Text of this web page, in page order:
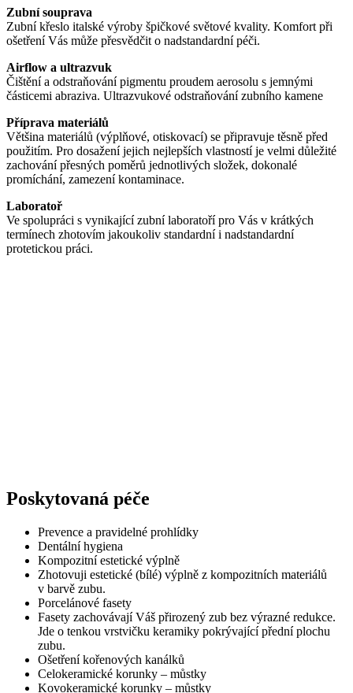
Zubní souprava
Zubní křeslo italské výroby špičkové světové kvality. Komfort při
ošetření Vás může přesvědčit o nadstandardní péči.
Airflow a ultrazvuk
Čištění a odstraňování pigmentu proudem aerosolu s jemnými
částicemi abraziva. Ultrazvukové odstraňování zubního kamene
Příprava materiálů
Většina materiálů (výplňové, otiskovací) se připravuje těsně před
použitím. Pro dosažení jejich nejlepších vlastností je velmi důležité
zachování přesných poměrů jednotlivých složek, dokonalé
promíchání, zamezení kontaminace.
Laboratoř
Ve spolupráci s vynikající zubní laboratoří pro Vás v krátkých
termínech zhotovím jakoukoliv standardní i nadstandardní
protetickou práci.
Poskytovaná péče
Prevence a pravidelné prohlídky
Dentální hygiena
Kompozitní estetické výplně
Zhotovuji estetické (bílé) výplně z kompozitních materiálů
v barvě zubu.
Porcelánové fasety
Fasety zachovávají Váš přirozený zub bez výrazné redukce.
Jde o tenkou vrstvičku keramiky pokrývající přední plochu
zubu.
Ošetření kořenových kanálků
Celokeramické korunky – můstky
Kovokeramické korunky – můstky